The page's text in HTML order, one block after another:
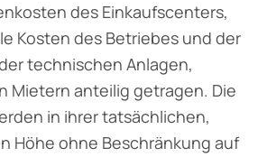
des Einkaufscenters,
Kosten des Betriebes und der
technischen Anlagen,
Mietern anteilig getragen. Die
in ihrer tatsächlichen,
Höhe ohne Beschränkung auf